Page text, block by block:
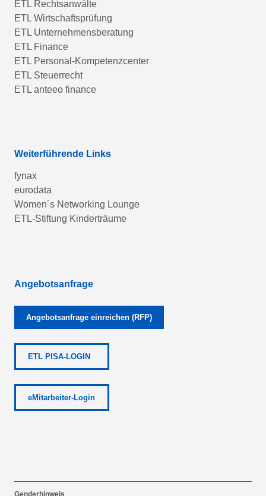
ETL Rechtsanwälte
ETL Wirtschaftsprüfung
ETL Unternehmensberatung
ETL Finance
ETL Personal-Kompetenzcenter
ETL Steuerrecht
ETL anteeo finance
Weiterführende Links
fynax
eurodata
Women´s Networking Lounge
ETL-Stiftung Kinderträume
Angebotsanfrage
Angebotsanfrage einreichen (RFP)
ETL PISA-LOGIN
eMitarbeiter-Login
Genderhinweis